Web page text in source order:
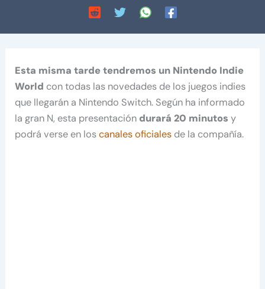
Esta misma tarde tendremos un Nintendo Indie
World con todas las novedades de los juegos indies
que llegarán a Nintendo Switch. Según ha informado
la gran N, esta presentación durará 20 minutos y
podrá verse en loscanales oficiales de la compañía.